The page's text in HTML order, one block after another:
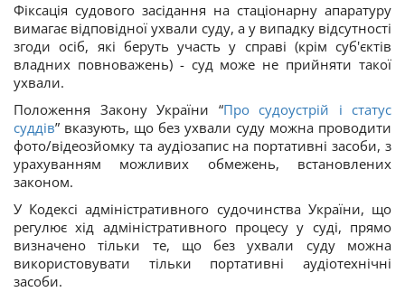
Фіксація судового засідання на стаціонарну апаратуру
вимагає відповідної ухвали суду, а у випадку відсутності
згоди осіб, які беруть участь у справі (крім суб'єктів
владних повноважень) - суд може не прийняти такої
ухвали.
Положення Закону України “Про судоустрій і статус
суддів” вказують, що без ухвали суду можна проводити
фото/відеозйомку та аудіозапис на портативні засоби, з
урахуванням можливих обмежень, встановлених
законом.
У Кодексі адміністративного судочинства України, що
регулює хід адміністративного процесу у суді, прямо
визначено тільки те, що без ухвали суду можна
використовувати тільки портативні аудіотехнічні
засоби.